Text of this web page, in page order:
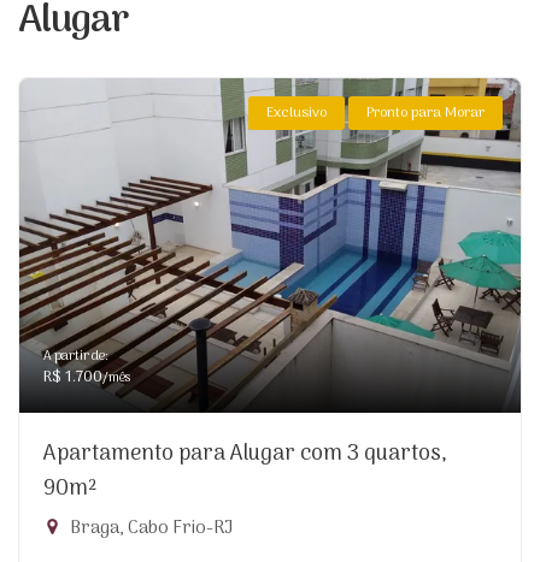
Alugar
Exclusivo Pronto para Morar
A partir de:
R$ 1.700/mês
Apartamento para Alugar com 3 quartos,
90m²
Braga, Cabo Frio-RJ